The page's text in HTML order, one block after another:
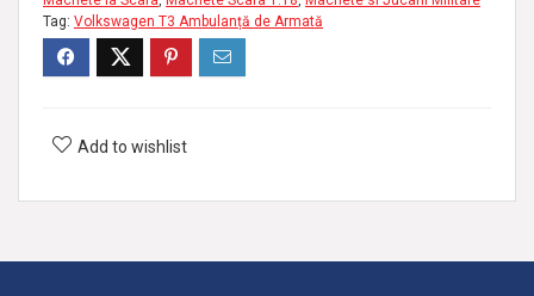
Tag: Volkswagen T3 Ambulanță de Armată
Add to wishlist